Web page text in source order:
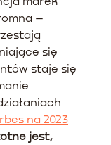
–
się
staje się
na 2023
jest,